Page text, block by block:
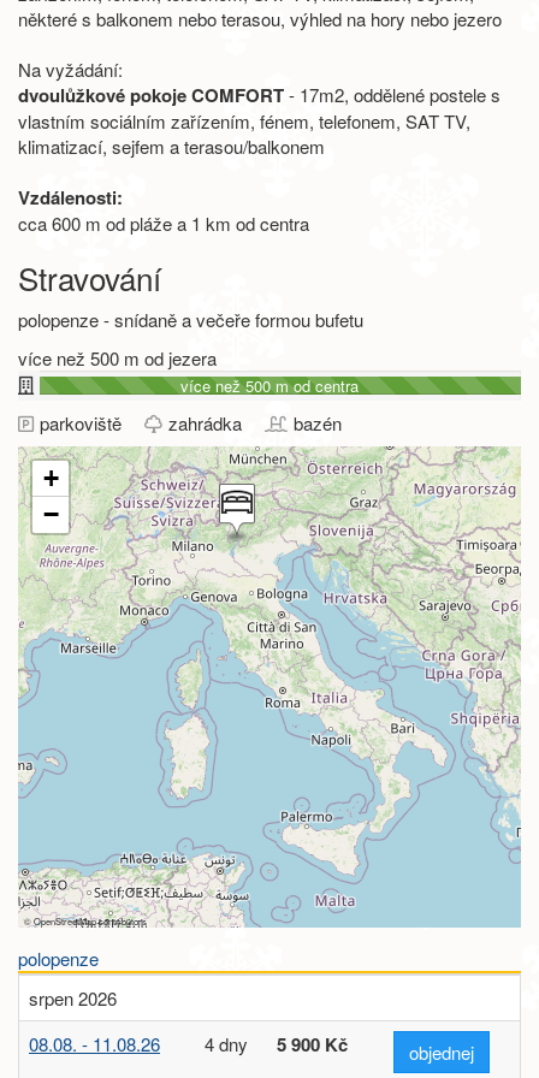
některé s balkonem nebo terasou, výhled na hory nebo jezero
Na vyžádání:
dvoulůžkové pokoje COMFORT- 17m2, oddělené postele s
vlastním sociálním zařízením, fénem, telefonem, SAT TV,
klimatizací, sejfem a terasou/balkonem
Vzdálenosti:
cca 600 m od pláže a 1 km od centra
Stravování
polopenze - snídaně a večeře formou bufetu
více než 500 m od jezera
více než 500 m od centra
parkoviště zahrádka bazén
+
−
©OpenStreetMapcontributors
polopenze
srpen 2026
08.08. - 11.08.26
4 dny 5 900 Kč objednej